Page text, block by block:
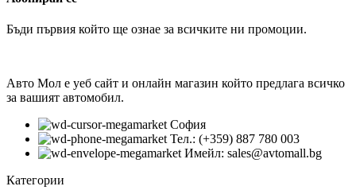
Бъди първия който ще ознае за всичките ни промоции.
Авто Мол е уеб сайт и онлайн магазин който предлага всичко
за вашият автомобил.
София
Тел.: (+359) 887 780 003
Имейл: sales@avtomall.bg
Категории